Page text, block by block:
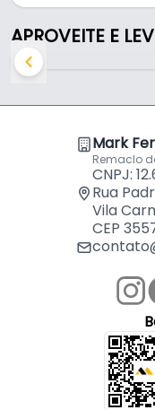
- Material do
- Capacidade
- Diâmetro
- Aplicação:
Indicado para:
- Elevação de
APROVEITE E
Mark
Remaclo
CNPJ:
Rua
Vila
CEP